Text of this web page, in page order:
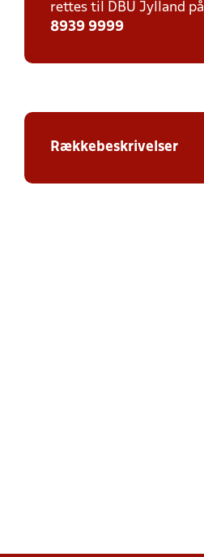
rettes til DBU Jylland på
8939 9999
Rækkebeskrivelser